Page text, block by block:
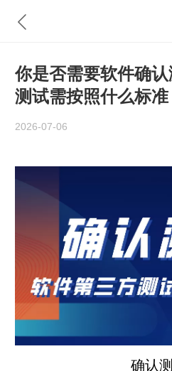
你是否需要软件确
测试需按照什么标准
2026-07-06
确认